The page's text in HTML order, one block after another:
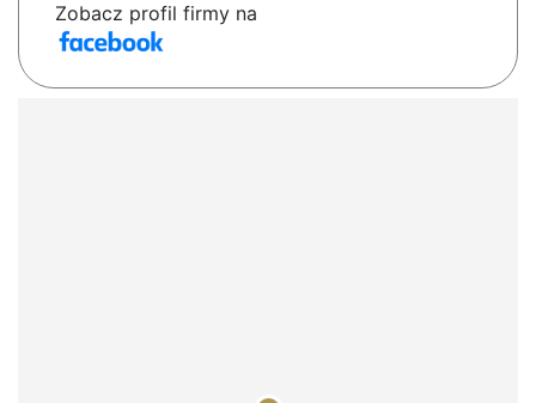
Zobacz profil firmy na